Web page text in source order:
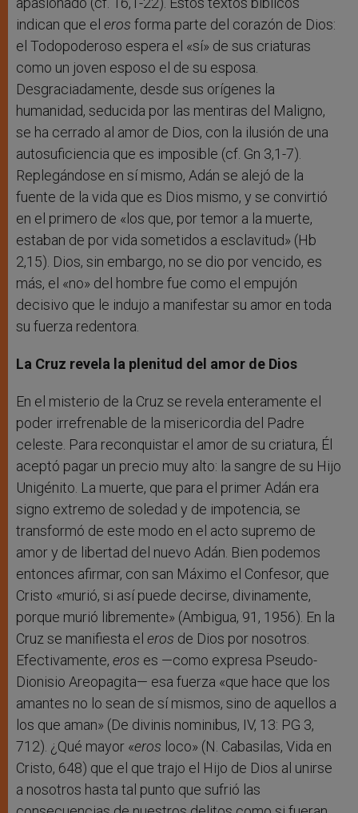
indican que el eros forma parte del corazón de Dios:
el Todopoderoso espera el «sí» de sus criaturas
como un joven esposo el de su esposa.
Desgraciadamente, desde sus orígenes la
humanidad, seducida por las mentiras del Maligno,
se ha cerrado al amor de Dios, con la ilusión de una
autosuficiencia que es imposible (cf. Gn 3,1-7).
Replegándose en sí mismo, Adán se alejó de la
fuente de la vida que es Dios mismo, y se convirtió
en el primero de «los que, por temor a la muerte,
estaban de por vida sometidos a esclavitud» (Hb
2,15). Dios, sin embargo, no se dio por vencido, es
más, el «no» del hombre fue como el empujón
decisivo que le indujo a manifestar su amor en toda
su fuerza redentora.
La Cruz revela la plenitud del amor de Dios
En el misterio de la Cruz se revela enteramente el
poder irrefrenable de la misericordia del Padre
celeste. Para reconquistar el amor de su criatura, Él
aceptó pagar un precio muy alto: la sangre de su Hijo
Unigénito. La muerte, que para el primer Adán era
signo extremo de soledad y de impotencia, se
transformó de este modo en el acto supremo de
amor y de libertad del nuevo Adán. Bien podemos
entonces afirmar, con san Máximo el Confesor, que
Cristo «murió, si así puede decirse, divinamente,
porque murió libremente» (Ambigua, 91, 1956). En la
Cruz se manifiesta el eros de Dios por nosotros.
Efectivamente, eros es —como expresa Pseudo-
Dionisio Areopagita— esa fuerza «que hace que los
amantes no lo sean de sí mismos, sino de aquellos a
los que aman» (De divinis nominibus, IV, 13: PG 3,
712). ¿Qué mayor «eros loco» (N. Cabasilas, Vida en
Cristo, 648) que el que trajo el Hijo de Dios al unirse
a nosotros hasta tal punto que sufrió las